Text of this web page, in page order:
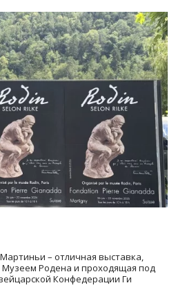
– отличная выставка,
Родена и проходящая под
Конфедерации Ги